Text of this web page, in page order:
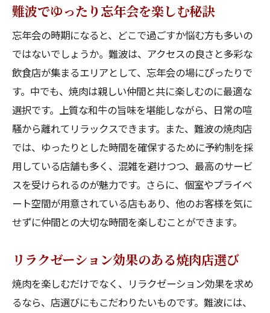
難波でゆったり忘年会を楽しむ秘訣
忘年会の時期になると、どこで過ごすか悩む方も多いの
ではないでしょうか。難波は、アクセスの良さと多彩な
飲食店が集まるエリアとして、忘年会の場にぴったりで
す。中でも、焼肉は親しい仲間と共に楽しむのに最適な
選択です。上質な和牛の旨味を堪能しながら、日常の喧
騒から離れてリラックスできます。また、難波の焼肉店
では、ゆったりとした時間を確保するために予約制を採
用している店舗も多く、混雑を避けつつ、最高のサービ
スを受けられるのが魅力です。さらに、個室やプライベ
ート空間が用意されている店もあり、他のお客様を気に
せずに仲間との大切な時間を楽しむことができます。
リラクゼーション効果のある焼肉店選び
焼肉を楽しむだけでなく、リラクゼーション効果を求め
るなら、店選びにもこだわりたいものです。難波には、